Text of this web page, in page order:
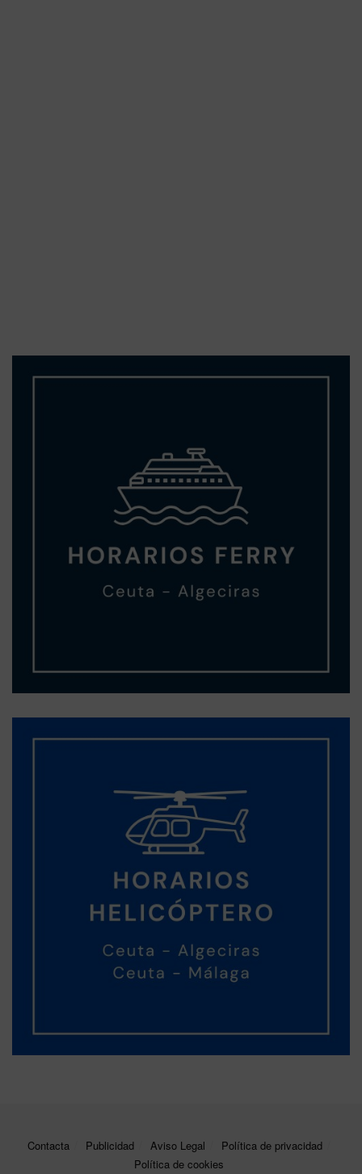
Contacta Publicidad Aviso Legal
Política de privacidad
Política de cookies